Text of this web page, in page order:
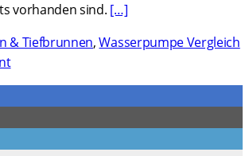
vorhanden sind. […]
& Tiefbrunnen,Wasserpumpe Vergleich